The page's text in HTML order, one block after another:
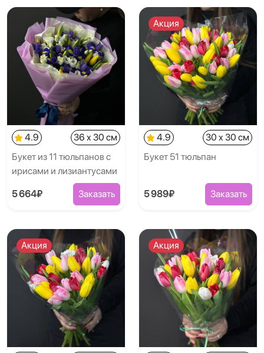
4.9
36 x 30 см
Букет из 11 тюльпанов с
ирисами и лизиантусами
5 664₽ Заказать
Акция
4.9
30 x 30 см
Букет 51 тюльпан
5 989₽ Заказать
Акция Акция